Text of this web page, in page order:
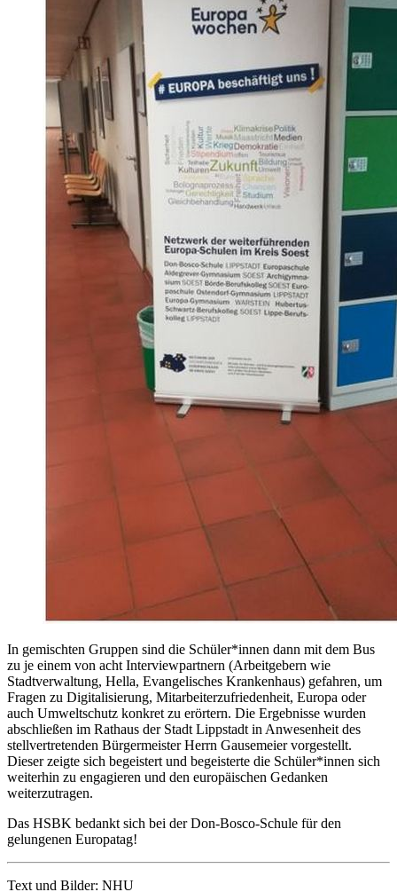
In gemischten Gruppen sind die Schüler*innen dann mit dem Bus
zu je einem von acht Interviewpartnern (Arbeitgebern wie
Stadtverwaltung, Hella, Evangelisches Krankenhaus) gefahren, um
Fragen zu Digitalisierung, Mitarbeiterzufriedenheit, Europa oder
auch Umweltschutz konkret zu erörtern. Die Ergebnisse wurden
abschließen im Rathaus der Stadt Lippstadt in Anwesenheit des
stellvertretenden Bürgermeister Herrn Gausemeier vorgestellt.
Dieser zeigte sich begeistert und begeisterte die Schüler*innen sich
weiterhin zu engagieren und den europäischen Gedanken
weiterzutragen.
Das HSBK bedankt sich bei der Don-Bosco-Schule für den
gelungenen Europatag!
Text und Bilder: NHU